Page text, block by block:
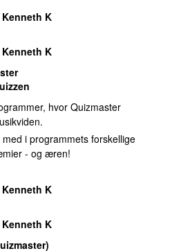
Kenneth K
Kenneth K
hvor Quizmaster
i programmets forskellige
- og æren!
Kenneth K
Kenneth K